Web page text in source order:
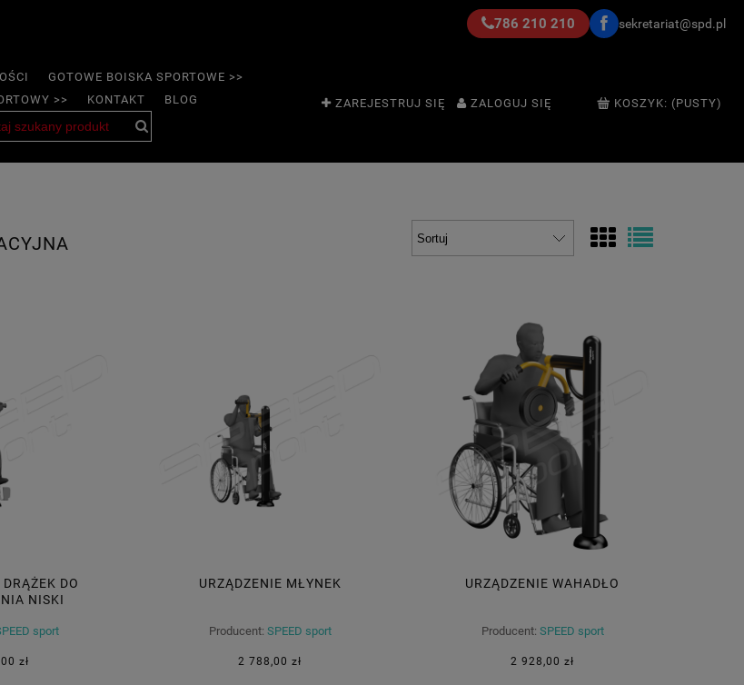
786 210 210 sekretariat@spd.pl
GOTOWE BOISKA SPORTOWE >>
>> KONTAKT BLOG ZAREJESTRUJ SIĘ ZALOGUJ SIĘ KOSZYK: (PUSTY)
DO
NISKI
sport
zł
URZĄDZENIE MŁYNEK
Producent: SPEED sport
2 788,00 zł
URZĄDZENIE WAHADŁO
Producent: SPEED sport
2 928,00 zł